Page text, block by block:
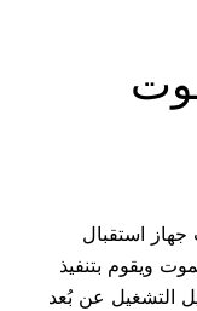
استقبال
ويقوم بتنفيذ
التشغيل عن بُعد